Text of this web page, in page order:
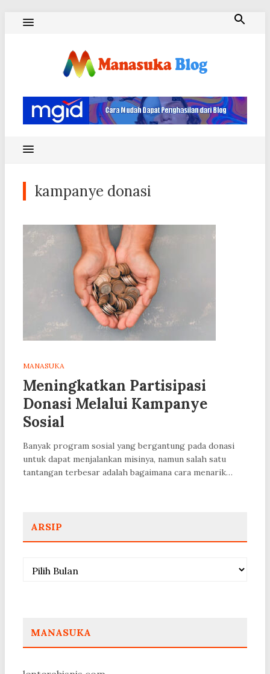
kampanye donasi
MANASUKA
Meningkatkan Partisipasi
Donasi Melalui Kampanye
Sosial
Banyak program sosial yang bergantung pada donasi
untuk dapat menjalankan misinya, namun salah satu
tantangan terbesar adalah bagaimana cara menarik…
ARSIP
Arsip
MANASUKA